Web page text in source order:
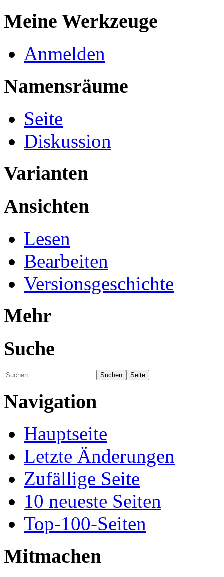
Meine Werkzeuge
Anmelden
Namensräume
Seite
Diskussion
Varianten
Ansichten
Lesen
Bearbeiten
Versionsgeschichte
Mehr
Suche
Navigation
Hauptseite
Letzte Änderungen
Zufällige Seite
10 neueste Seiten
Top-100-Seiten
Mitmachen